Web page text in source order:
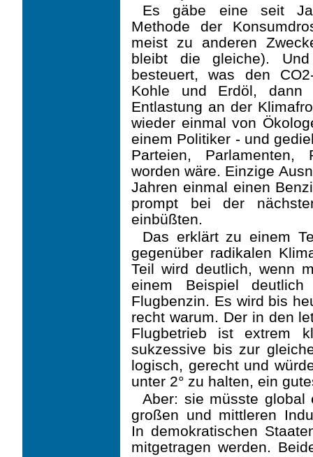
Es gäbe eine seit
Methode der
meist zu anderen
bleibt die gleiche).
besteuert, was den
Kohle und Erdöl, dann
Entlastung an der
wieder einmal von
einem Politiker - und
Parteien, Parlamenten,
worden wäre. Einzige
Jahren einmal einen
prompt bei der
einbüßten.
Das erklärt zu einem
gegenüber radikalen
Teil wird deutlich, wenn
einem Beispiel
Flugbenzin. Es wird bis
recht warum. Der in den
Flugbetrieb ist extrem
sukzessive bis zur
logisch, gerecht und
unter 2° zu halten, ein
Aber: sie müsste global
großen und mittleren
In demokratischen
mitgetragen werden.